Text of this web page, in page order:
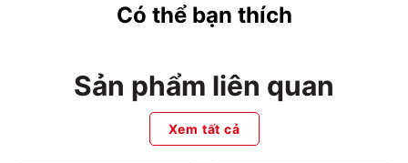
Có thể bạn thích
Sản phẩm liên quan
Xem tất cả